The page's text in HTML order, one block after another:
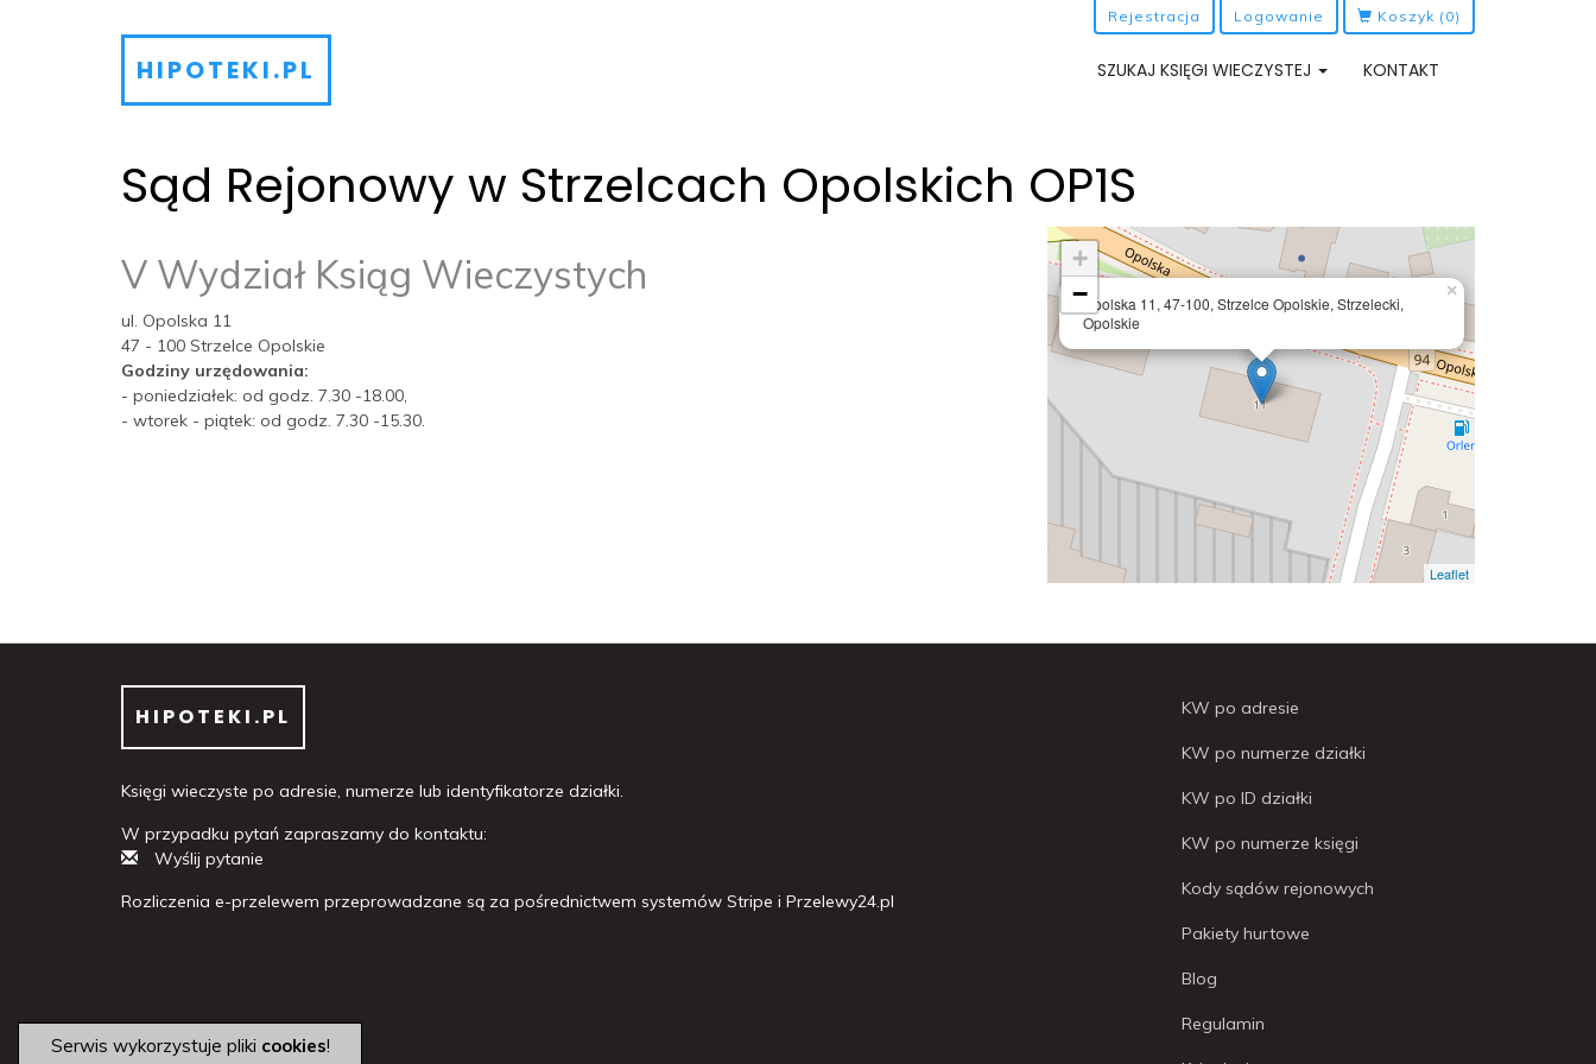
Rejestracja Logowanie Koszyk (0)
HIPOTEKI.PL SZUKAJ KSIĘGI WIECZYSTEJ KONTAKT
Sąd Rejonowy w Strzelcach Opolskich OP1S
V Wydział Ksiąg Wieczystych
ul. Opolska 11
47 - 100 Strzelce Opolskie
Godziny urzędowania:
- poniedziałek: od godz. 7.30 -18.00,
- wtorek - piątek: od godz. 7.30 -15.30.
Opolska 11, 47-100, Strzelce Opolskie, Strzelecki,
Opolskie
×
+
−
Leaflet
HIPOTEKI.PL
Księgi wieczyste po adresie, numerze lub identyfikatorze działki.
W przypadku pytań zapraszamy do kontaktu:
Wyślij pytanie
Rozliczenia e-przelewem przeprowadzane są za pośrednictwem systemów Stripe i Przelewy24.pl
KW po adresie
KW po numerze działki
KW po ID działki
KW po numerze księgi
Kody sądów rejonowych
Pakiety hurtowe
Blog
Regulamin
Serwis wykorzystuje pliki cookies!